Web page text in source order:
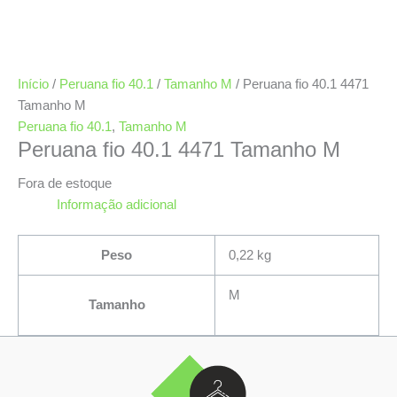
Início / Peruana fio 40.1 / Tamanho M / Peruana fio 40.1 4471
Tamanho M
Peruana fio 40.1 , Tamanho M
Peruana fio 40.1 4471 Tamanho M
Fora de estoque
Informação adicional
Peso 0,22 kg
Tamanho
M